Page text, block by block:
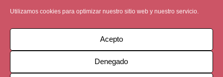
Utilizamos cookies para optimizar nuestro sitio web y nuestro servicio.
Acepto
Denegado